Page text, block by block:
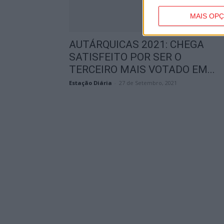
MAIS
AUTÁRQUICAS 2021: CHEGA
SATISFEITO POR SER O
TERCEIRO MAIS VOTADO EM...
Estação Diária 27 de Setembro, 2021